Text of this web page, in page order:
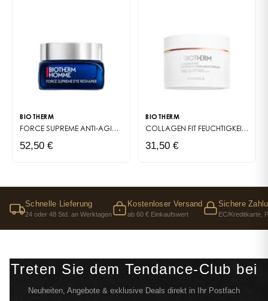
BIOTHERM
FORCE SUPREME ANTI-AGING-AUGENSERUM FÜR MÄNNER
52,50 €
BIOTHERM
COLLAGEN FIT FEUCHTIGKEITSSPENDENDE UND STRAFFENDE KÖRPERCREME
31,50 €
Schnelle Lieferung
24 oder 48 Std. an Werktagen
Kostenloser Versand
ab 60 € Einkaufswert
Sichere
EC/Kreditkarte,
Treten Sie dem Tendance-Club bei
Neuheiten, Angebote & exklusive Deals direkt in Ihr Postfach